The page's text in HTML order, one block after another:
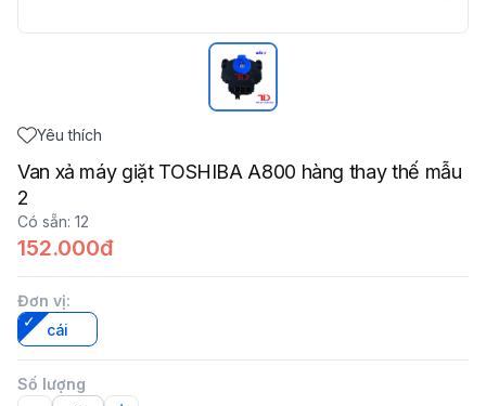
Yêu thích
Van xả máy giặt TOSHIBA A800 hàng thay thế mẫu
2
Có sẵn: 12
152.000đ
Đơn vị:
cái
Số lượng